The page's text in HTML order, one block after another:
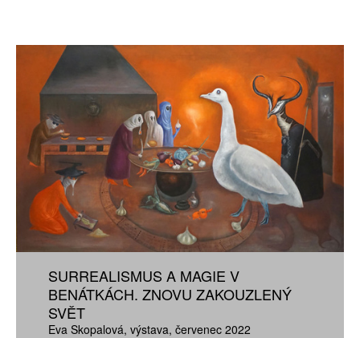
SURREALISMUS A MAGIE V
BENÁTKÁCH. ZNOVU ZAKOUZLENÝ
SVĚT
Eva Skopalová výstava červenec 2022